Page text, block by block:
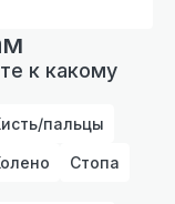
к какому
пальцы
Стопа